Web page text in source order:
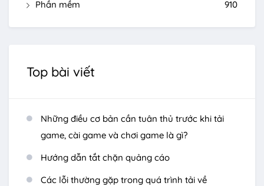
Phần mềm
910
Top bài viết
Những điều cơ bản cần tuân thủ trước khi tải
game, cài game và chơi game là gì?
Hướng dẫn tắt chặn quảng cáo
Các lỗi thường gặp trong quá trình tải về